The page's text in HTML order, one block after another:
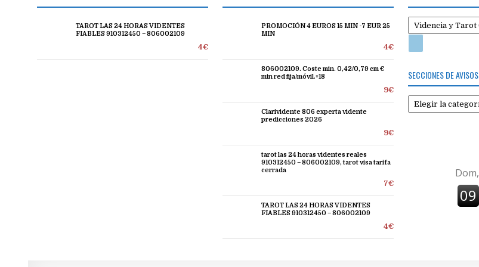
TAROT LAS 24 HORAS VIDENTES
FIABLES 910312450 – 806002109
4€
PROMOCIÓN 4 EUROS 15 MIN -7 EUR 25
MIN
4€
806002109. Coste min. 0,42/0,79 cm €
min red fija/móvil.+18
9€
Clarividente 806 experta vidente
predicciones 2026
9€
tarot las 24 horas videntes reales
910312450 – 806002109, tarot visa tarifa
cerrada
7€
TAROT LAS 24 HORAS VIDENTES
FIABLES 910312450 – 806002109
4€
SECCIONES DE AVISOS
Secciones
de